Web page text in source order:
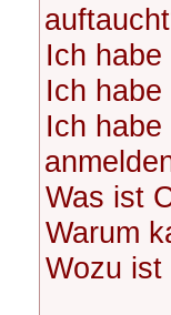
Ich
Ich
Ich
Was ist
Warum
Wozu ist